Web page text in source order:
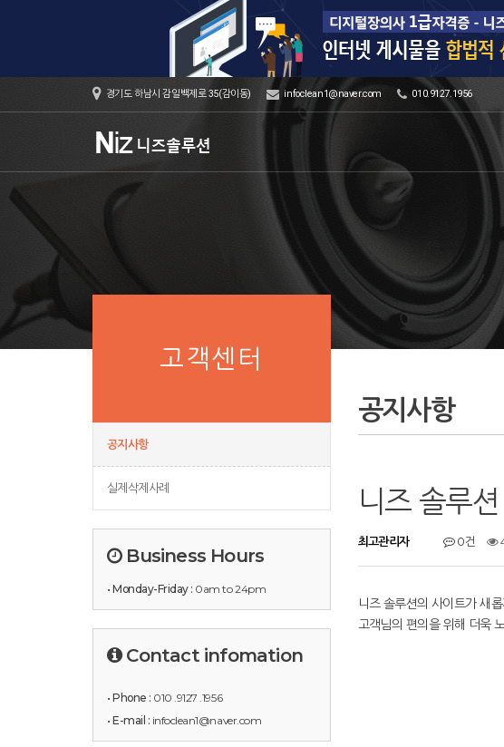
경기도 하남시 감일백제로 35(감이동) infoclean1@naver.com 010.9127.1956
고객센터
공지사항
실제삭제사례
Business Hours
• Monday-Friday : 0am to 24pm
Contact infomation
• Phone : 010 .9127 .1956
• E-mail : infoclean1@naver.com
공지사항
니즈 솔루
최고관리자 0건
니즈 솔루션의 사이트가 새
고객님의 편의을 위해 더욱